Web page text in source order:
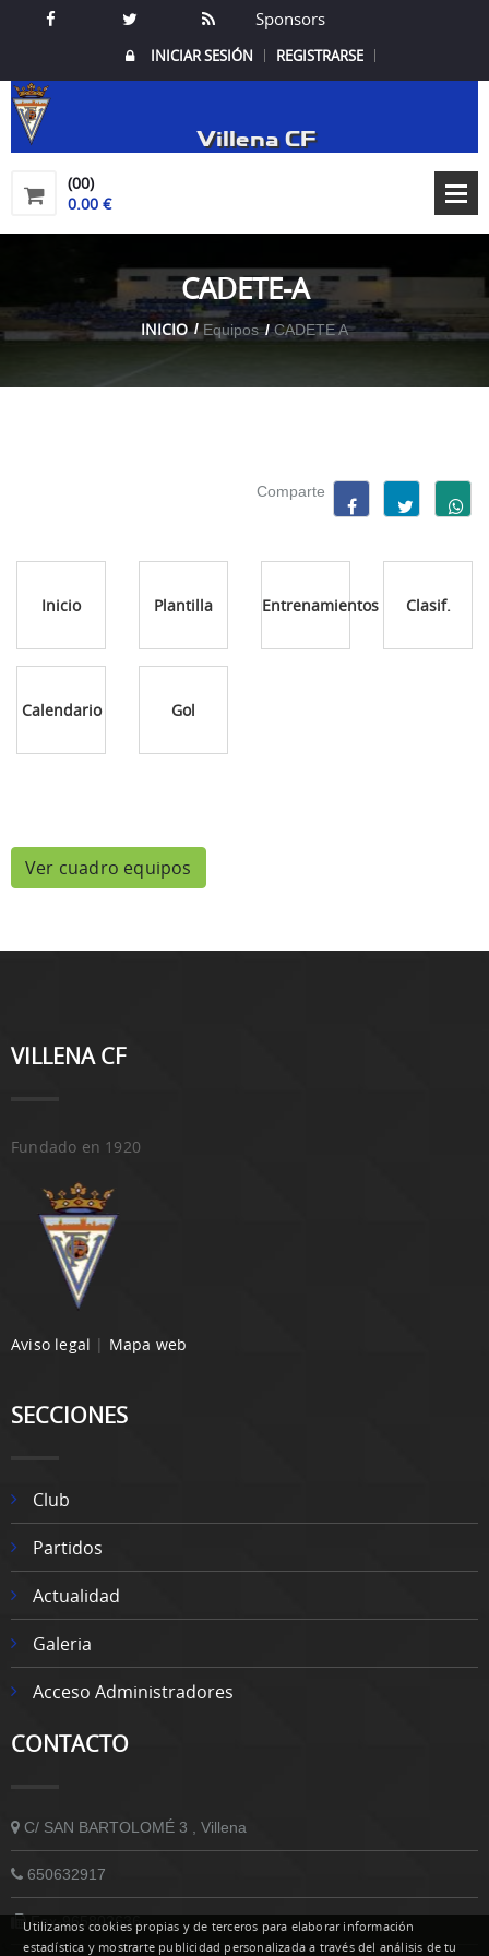
Sponsors
INICIAR SESIÓN REGISTRARSE
Villena CF
(00)
0.00 €
CADETE-A
INICIO Equipos CADETE A
Comparte
Inicio Plantilla Entrenamientos Clasif.
Calendario Gol
Ver cuadro equipos
VILLENA CF
Fundado en 1920
Aviso legal | Mapa web
SECCIONES
Club
Partidos
Actualidad
Galeria
Acceso Administradores
CONTACTO
C/ SAN BARTOLOMÉ 3 , Villena
650632917
Fax-965802636
Utilizamos cookies propias y de terceros para elaborar información
estadística y mostrarte publicidad personalizada a través del análisis de tu